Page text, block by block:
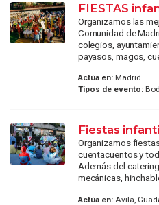
FIESTAS
Organizamos las
Comunidad de
colegios,
payasos, magos,
Actúa en:Madrid
Tipos de evento:
Fiestas
Organizamos
cuentacuentos y
Además del
mecánicas,
Actúa en:Avila,